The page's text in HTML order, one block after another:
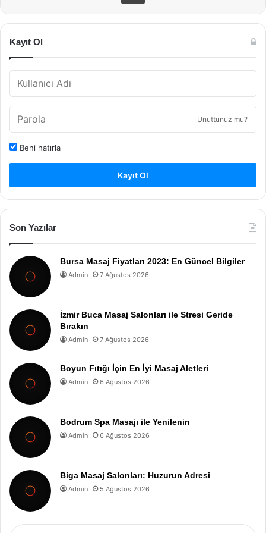
Kayıt Ol
Unuttunuz mu?
Beni hatırla
Kayıt Ol
Son Yazılar
Bursa Masaj Fiyatları 2023: En Güncel Bilgiler
Admin 7 Ağustos 2026
İzmir Buca Masaj Salonları ile Stresi Geride
Bırakın
Admin 7 Ağustos 2026
Boyun Fıtığı İçin En İyi Masaj Aletleri
Admin 6 Ağustos 2026
Bodrum Spa Masajı ile Yenilenin
Admin 6 Ağustos 2026
Biga Masaj Salonları: Huzurun Adresi
Admin 5 Ağustos 2026